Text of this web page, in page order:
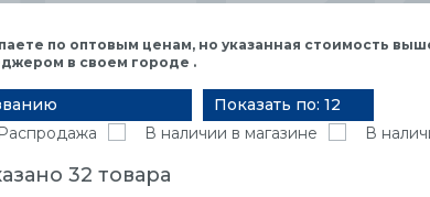
по оптовым ценам, но указанная стоимость
в своем городе .
Показать по: 12
Распродажа
В наличии в магазине В
32 товара